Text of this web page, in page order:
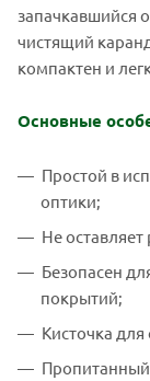
запачкавшийся
чистящий
компактен и
Основные
Простой в
оптики;
Не оставляет
Безопасен
покрытий;
Кисточка